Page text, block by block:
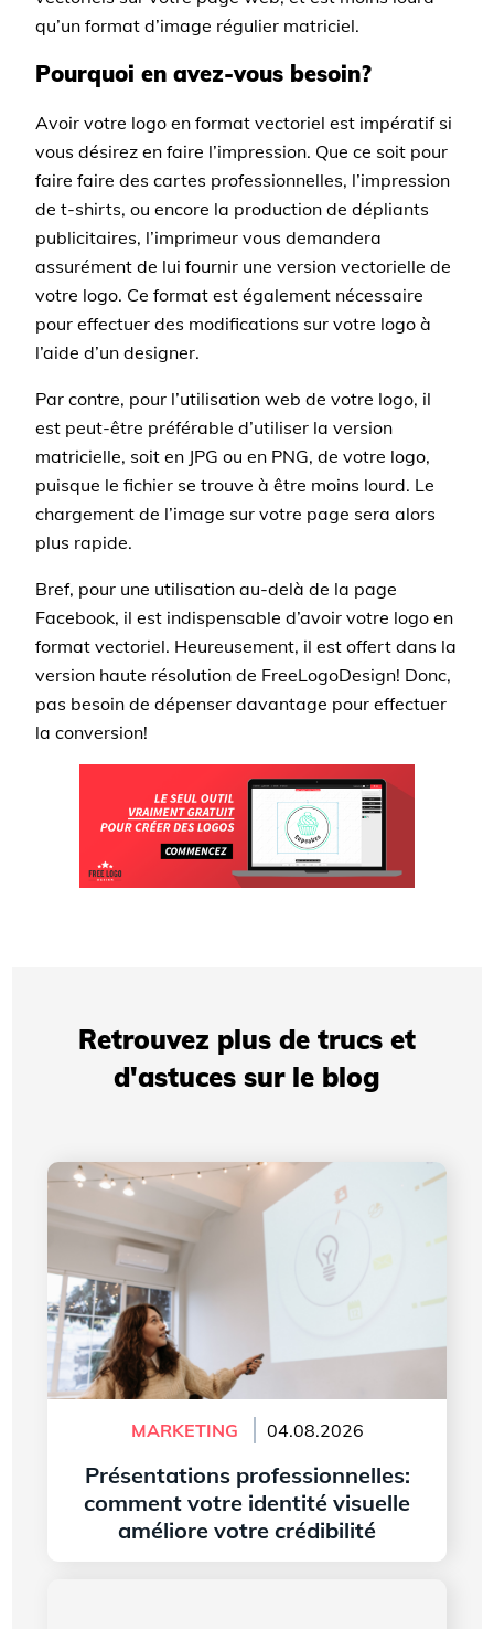
qu’un format d’image régulier matriciel.
Pourquoi en avez-vous besoin?
Avoir votre logo en format vectoriel est impératif si
vous désirez en faire l’impression. Que ce soit pour
faire faire des cartes professionnelles, l’impression
de t-shirts, ou encore la production de dépliants
publicitaires, l’imprimeur vous demandera
assurément de lui fournir une version vectorielle de
votre logo. Ce format est également nécessaire
pour effectuer des modifications sur votre logo à
l’aide d’un designer.
Par contre, pour l’utilisation web de votre logo, il
est peut-être préférable d’utiliser la version
matricielle, soit en JPG ou en PNG, de votre logo,
puisque le fichier se trouve à être moins lourd. Le
chargement de l’image sur votre page sera alors
plus rapide.
Bref, pour une utilisation au-delà de la page
Facebook, il est indispensable d’avoir votre logo en
format vectoriel. Heureusement, il est offert dans la
version haute résolution de FreeLogoDesign! Donc,
pas besoin de dépenser davantage pour effectuer
la conversion!
Retrouvez plus de trucs et
d'astuces sur le blog
MARKETING 04.08.2026
Présentations professionnelles:
comment votre identité visuelle
améliore votre crédibilité
Présentations professionnelles: comment votre
identité visuelle améliore votre crédibilité